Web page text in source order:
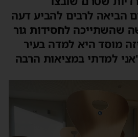
הביאה לרבים להביע דעה
שהשתייכה לחסידות גור
מוסד היא למדה בעיר
למדתי במציאות הרבה